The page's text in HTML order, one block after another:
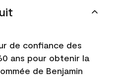
de confiance des
ans pour obtenir la
de Benjamin